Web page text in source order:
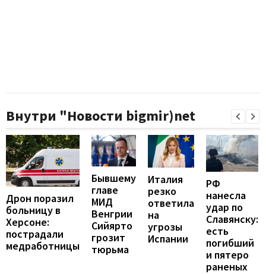
Внутри "Новости bigmir)net
Дрон поразил
больницу в
Херсоне:
пострадали
медработницы
Бывшему
главе
МИД
Венгрии
Сийярто
грозит
тюрьма
Италия
резко
ответила
на
угрозы
Испании
РФ
нанесла
удар по
Славянску:
есть
погибший
и пятеро
раненых